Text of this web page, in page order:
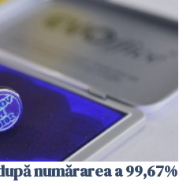
numărarea a 99,67%